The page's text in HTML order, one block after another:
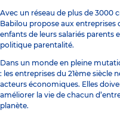
Avec un réseau de plus de 3000
Babilou propose aux entreprises
enfants de leurs salariés
politique parentalité.
Dans un monde en pleine
: les entreprises du 21ème siècle
acteurs économiques. Elles
améliorer la vie de chacun
planète.